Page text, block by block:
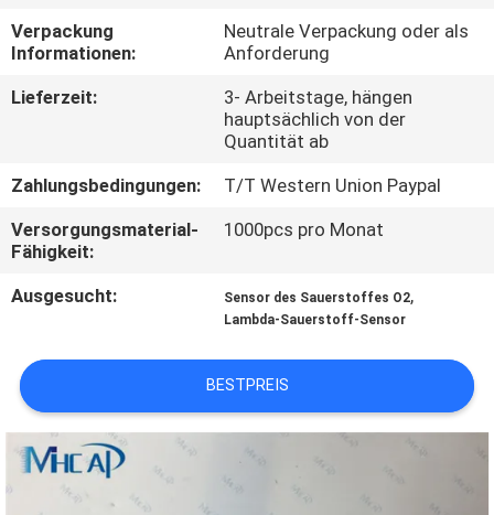
QUALITÄTSKONTROLLE
KONTAKTIERE
FORDERN
SIE
ZITAT
SITEMAP
PRIVACY
POLICY
Verpackung
Informationen:
Neutrale Verpackung oder als
Anforderung
Lieferzeit:
3- Arbeitstage, hängen
hauptsächlich von der
Quantität ab
Zahlungsbedingungen:
T/T Western Union Paypal
Versorgungsmaterial-
Fähigkeit:
1000pcs pro Monat
Ausgesucht: Sensor des Sauerstoffes O2,
Lambda-Sauerstoff-Sensor
BESTPREIS